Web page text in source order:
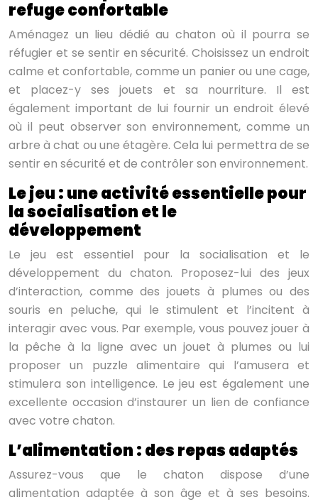
refuge confortable
Aménagez un lieu dédié au chaton où il pourra se
réfugier et se sentir en sécurité. Choisissez un endroit
calme et confortable, comme un panier ou une cage,
et placez-y ses jouets et sa nourriture. Il est
également important de lui fournir un endroit élevé
où il peut observer son environnement, comme un
arbre à chat ou une étagère. Cela lui permettra de se
sentir en sécurité et de contrôler son environnement.
Le jeu : une activité essentielle pour
la socialisation et le
développement
Le jeu est essentiel pour la socialisation et le
développement du chaton. Proposez-lui des jeux
d’interaction, comme des jouets à plumes ou des
souris en peluche, qui le stimulent et l’incitent à
interagir avec vous. Par exemple, vous pouvez jouer à
la pêche à la ligne avec un jouet à plumes ou lui
proposer un puzzle alimentaire qui l’amusera et
stimulera son intelligence. Le jeu est également une
excellente occasion d’instaurer un lien de confiance
avec votre chaton.
L’alimentation : des repas adaptés
Assurez-vous que le chaton dispose d’une
alimentation adaptée à son âge et à ses besoins.